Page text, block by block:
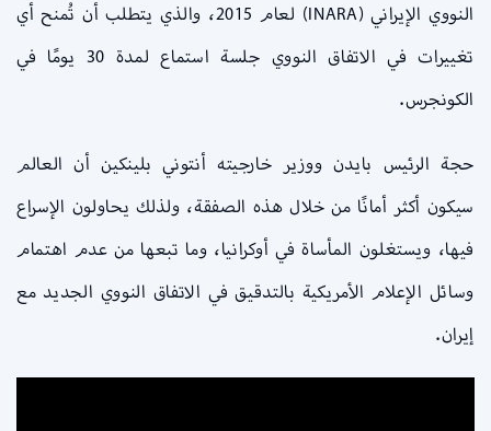
النووي الإيراني (INARA) لعام 2015، والذي يتطلب أن تُمنح أي
تغييرات في الاتفاق النووي جلسة استماع لمدة 30 يومًا في
الكونجرس.
حجة الرئيس بايدن ووزير خارجيته أنتوني بلينكين أن العالم
سيكون أكثر أمانًا من خلال هذه الصفقة، ولذلك يحاولون الإسراع
فيها، ويستغلون المأساة في أوكرانيا، وما تبعها من عدم اهتمام
وسائل الإعلام الأمريكية بالتدقيق في الاتفاق النووي الجديد مع
إيران.